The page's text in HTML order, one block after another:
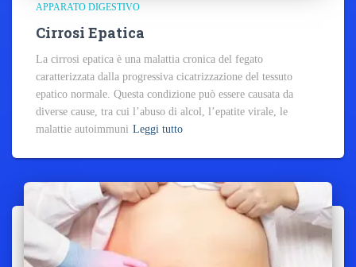
APPARATO DIGESTIVO
Cirrosi Epatica
La cirrosi epatica è una malattia cronica del fegato
caratterizzata dalla progressiva cicatrizzazione del tessuto
epatico normale. Questa condizione può essere causata da
diverse cause, tra cui l’abuso di alcol, l’epatite virale, le
malattie autoimmuni Leggi tutto